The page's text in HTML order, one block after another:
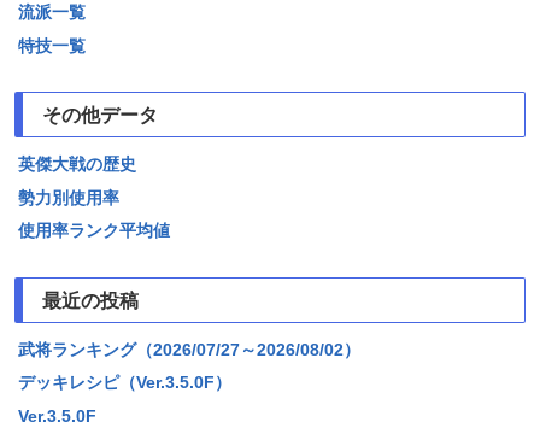
流派一覧
特技一覧
その他データ
英傑大戦の歴史
勢力別使用率
使用率ランク平均値
最近の投稿
武将ランキング（2026/07/27～2026/08/02）
デッキレシピ（Ver.3.5.0F）
Ver.3.5.0F